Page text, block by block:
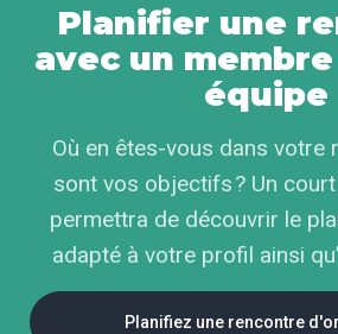
Planifier une
avec un
équipe
Où en êtes-vous dans votre
sont vos objectifs ? Un
permettra de découvrir le
adapté à votre profil ainsi
Planifiez une rencontre